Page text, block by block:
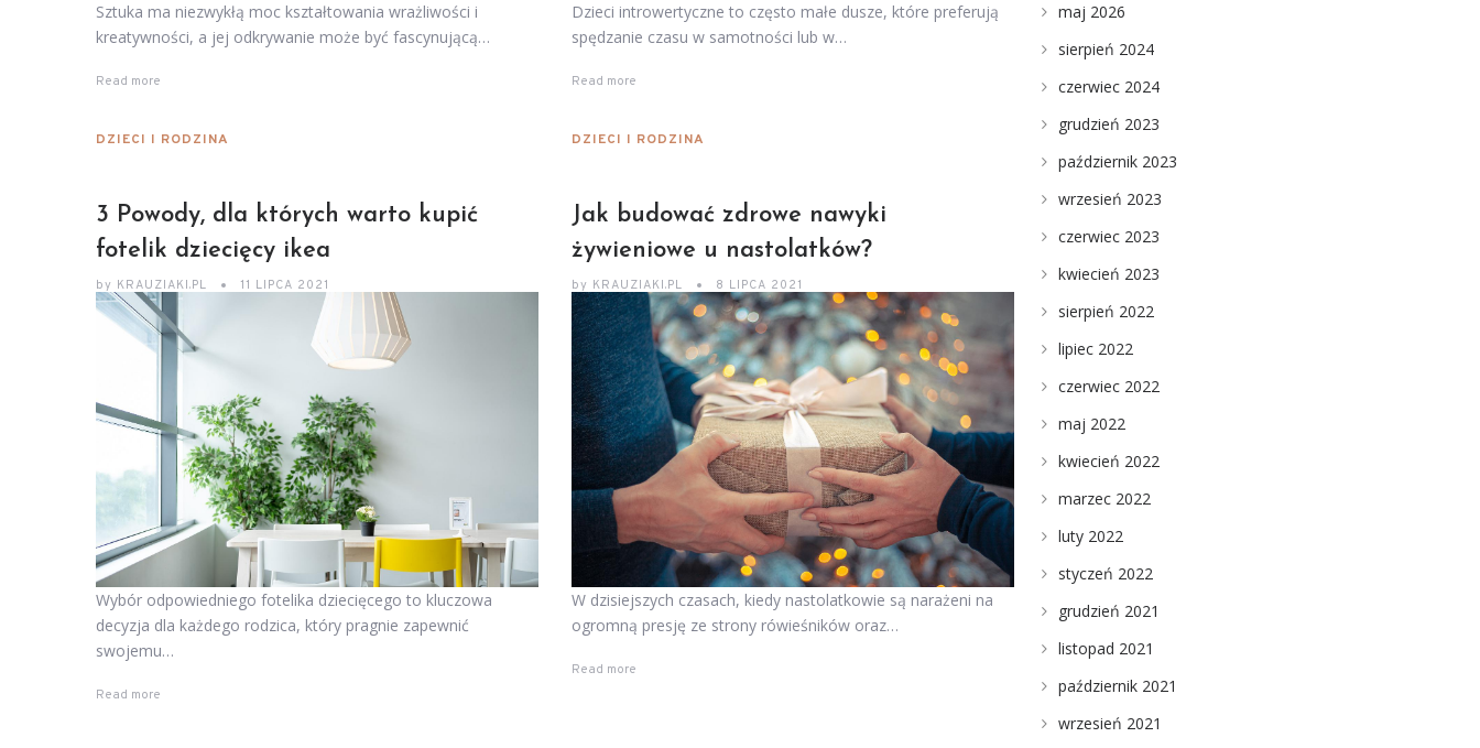
Sztuka ma niezwykłą moc kształtowania wrażliwości i
kreatywności, a jej odkrywanie może być fascynującą…
Read more
Dzieci introwertyczne to często małe dusze, które preferują
spędzanie czasu w samotności lub w…
Read more
DZIECI I RODZINA
3 Powody, dla których warto kupić
fotelik dziecięcy ikea
by KRAUZIAKI.PL 11 LIPCA 2021
Wybór odpowiedniego fotelika dziecięcego to kluczowa
decyzja dla każdego rodzica, który pragnie zapewnić
swojemu…
Read more
DZIECI I RODZINA
Jak budować zdrowe nawyki
żywieniowe u nastolatków?
by KRAUZIAKI.PL 8 LIPCA 2021
W dzisiejszych czasach, kiedy nastolatkowie są narażeni na
ogromną presję ze strony rówieśników oraz…
Read more
maj 2026
sierpień 2024
czerwiec 2024
grudzień 2023
październik 2023
wrzesień 2023
czerwiec 2023
kwiecień 2023
sierpień 2022
lipiec 2022
czerwiec 2022
maj 2022
kwiecień 2022
marzec 2022
luty 2022
styczeń 2022
grudzień 2021
listopad 2021
październik 2021
wrzesień 2021